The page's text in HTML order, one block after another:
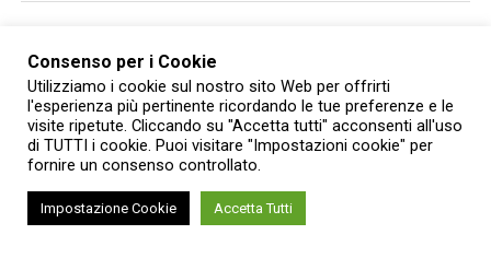
EVENTI
In agosto le Residenze reali
sabaude e i Musei nazionali del
Piemonte aprono luoghi nascosti e
nuovi percorsi di visita
Consenso per i Cookie
Utilizziamo i cookie sul nostro sito Web per offrirti
l'esperienza più pertinente ricordando le tue preferenze e le
visite ripetute. Cliccando su "Accetta tutti" acconsenti all'uso
di TUTTI i cookie. Puoi visitare "Impostazioni cookie" per
fornire un consenso controllato.
Impostazione Cookie Accetta Tutti